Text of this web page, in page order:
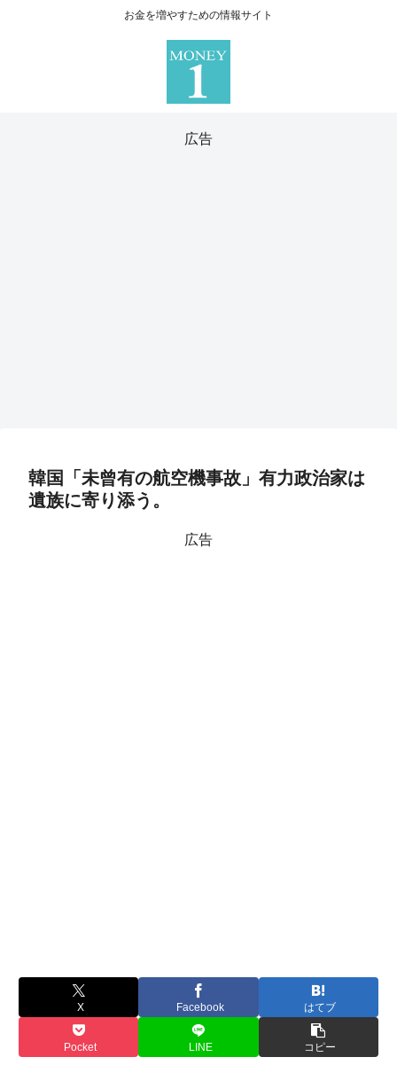
お金を増やすための情報サイト
広告
韓国「未曾有の航空機事故」有力政治家は
遺族に寄り添う。
広告
X Facebook はてブ
Pocket LINE コピー